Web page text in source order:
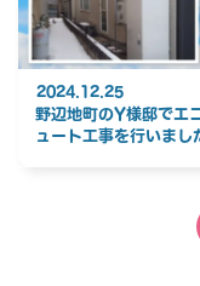
2024.12.25
野辺地町のY様邸でエ
ュート工事を行いまし